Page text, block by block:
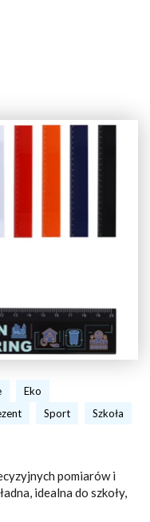
Eko
Sport Szkoła
pomiarów i
idealna do szkoły,